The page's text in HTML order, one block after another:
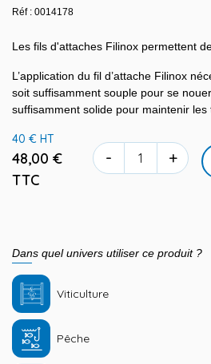
Réf : 0014178
Les fils d'attaches Filinox permettent
L’application du fil d’attache Filinox
soit suffisamment souple pour se
suffisamment solide pour maintenir les
40 € HT
48,00 €
TTC
- +
Dans quel univers utiliser ce produit ?
Viticulture
Pêche